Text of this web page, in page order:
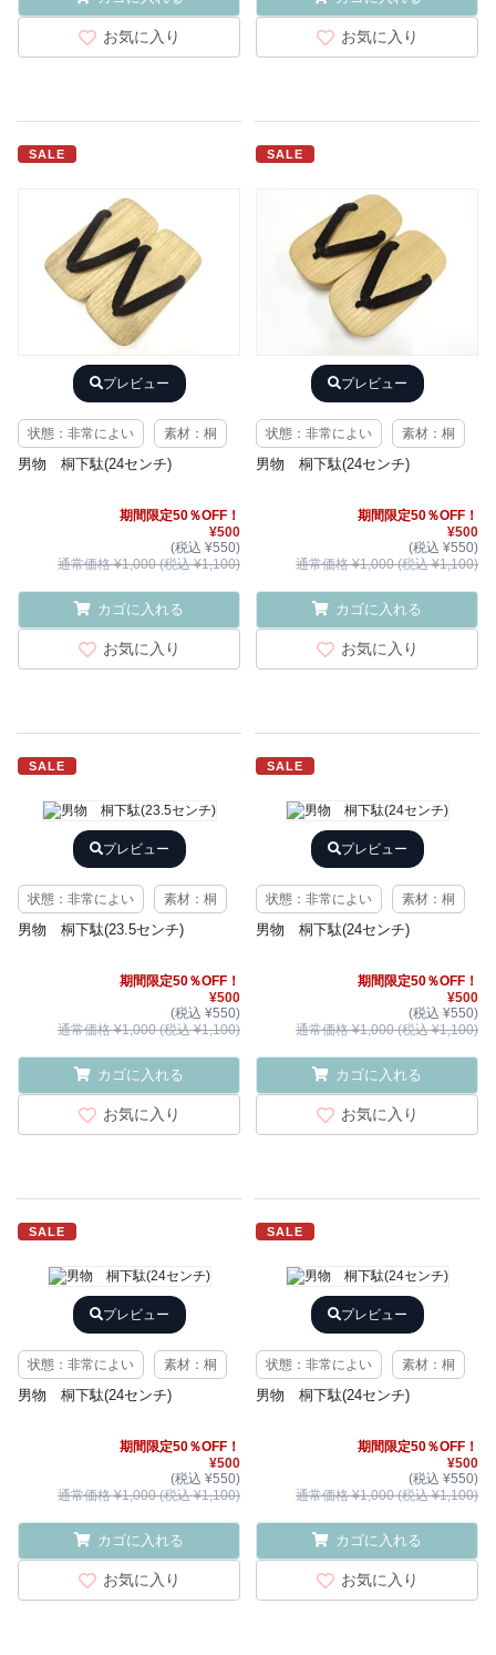
お気に入り お気に入り
SALE
プレビュー
状態：非常によい 素材：桐
男物 桐下駄(24センチ)
期間限定50％OFF！
¥500
(税込 ¥550)
通常価格 ¥1,000 (税込 ¥1,100)
カゴに入れる
お気に入り
SALE
プレビュー
状態：非常によい 素材：桐
男物 桐下駄(24センチ)
期間限定50％OFF！
¥500
(税込 ¥550)
通常価格 ¥1,000 (税込 ¥1,100)
カゴに入れる
お気に入り
SALE
プレビュー
状態：非常によい 素材：桐
男物 桐下駄(23.5センチ)
期間限定50％OFF！
¥500
(税込 ¥550)
通常価格 ¥1,000 (税込 ¥1,100)
カゴに入れる
お気に入り
SALE
プレビュー
状態：非常によい 素材：桐
男物 桐下駄(24センチ)
期間限定50％OFF！
¥500
(税込 ¥550)
通常価格 ¥1,000 (税込 ¥1,100)
カゴに入れる
お気に入り
SALE
プレビュー
状態：非常によい 素材：桐
男物 桐下駄(24センチ)
期間限定50％OFF！
¥500
(税込 ¥550)
通常価格 ¥1,000 (税込 ¥1,100)
カゴに入れる
お気に入り
SALE
プレビュー
状態：非常によい 素材：桐
男物 桐下駄(24センチ)
期間限定50％OFF！
¥500
(税込 ¥550)
通常価格 ¥1,000 (税込 ¥1,100)
カゴに入れる
お気に入り